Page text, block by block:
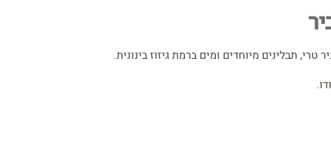
תבלינים מיוחדים ומים ברמת גיזוז בינונית.